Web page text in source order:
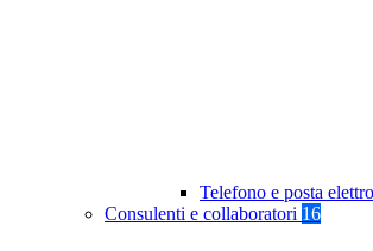
Telefono e posta
Consulenti e collaboratori 16